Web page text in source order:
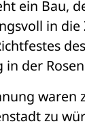
ein Bau,
in die
der
waren
zu